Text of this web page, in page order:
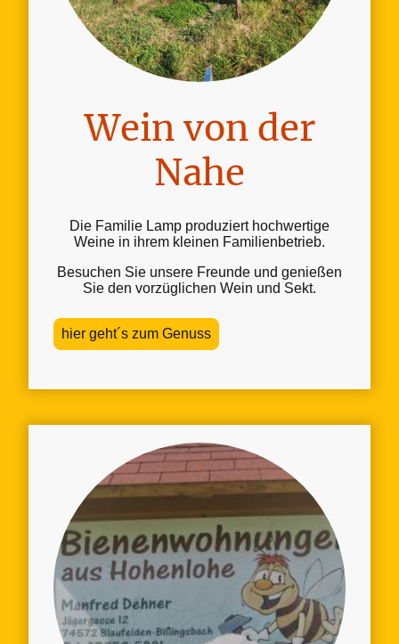
Wein von der
Nahe
Die Familie Lamp produziert hochwertige
Weine in ihrem kleinen Familienbetrieb.
Besuchen Sie unsere Freunde und genießen
Sie den vorzüglichen Wein und Sekt.
hier geht´s zum Genuss